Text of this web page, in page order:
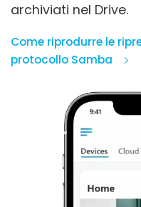
archiviati nel Drive.
Come riprodurre le
protocollo Samba